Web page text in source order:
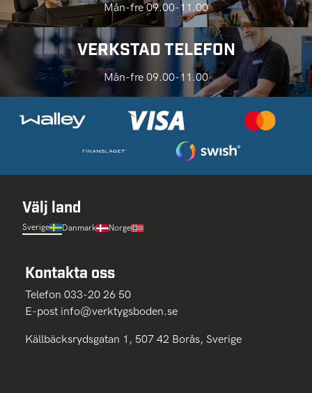
Mån-fre 09.00-11.00
VERKSTAD TELEFON
Mån-fre 09.00-11.00
Välj land
Sverige Danmark Norge
Kontakta oss
Telefon 033-20 26 50
E-post info@verktygsboden.se
Källbäcksrydsgatan 1, 507 42 Borås, Sverige